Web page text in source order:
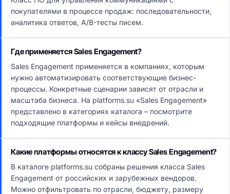
покупателями в процессе продаж: последовательности,
аналитика ответов, A/B-тесты писем.
Где применяется Sales Engagement?
Sales Engagement применяется в компаниях, которым
нужно автоматизировать соответствующие бизнес-
процессы. Конкретные сценарии зависят от отрасли и
масштаба бизнеса. На platforms.su «Sales Engagement»
представлено в категориях каталога – посмотрите
подходящие платформы и кейсы внедрений.
Какие платформы относятся к классу Sales Engagement?
В каталоге platforms.su собраны решения класса Sales
Engagement от российских и зарубежных вендоров.
Можно отфильтровать по отрасли, бюджету, размеру